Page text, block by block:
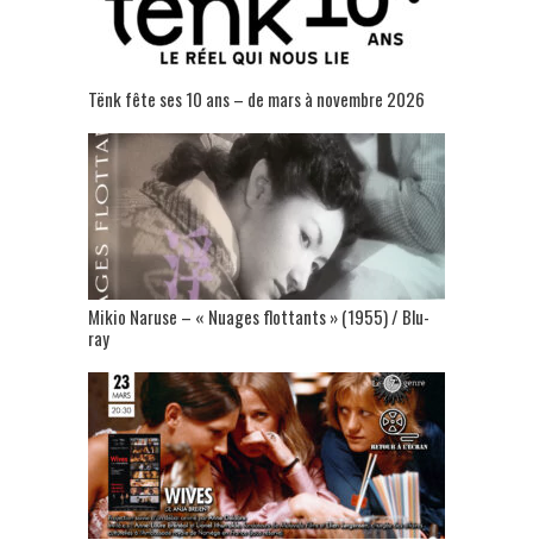
Tënk fête ses 10 ans – de mars à novembre 2026
Mikio Naruse – « Nuages flottants » (1955) / Blu-
ray